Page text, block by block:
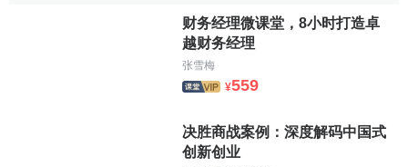
考试委员会、联合专业过渡考试委员会、会员服务委员会、
出版发行委员会（下设编辑委员会）、学员事务委员会。
新西兰注册会计师协会：新西兰注册会计师协会
外的近 27000万名会员。协会有三种会员资格：特许会计
师，准特许会计师，专业会计员。协会在新西兰全国以及澳
财务经理微课堂，8小时打造卓
越财务经理
张雪梅
¥559
决胜商战案例：深度解码中国式
创新创业